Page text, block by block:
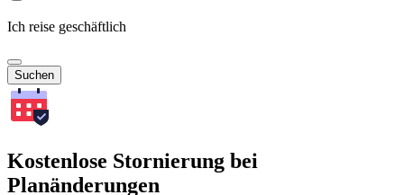
Ich reise geschäftlich
Suchen
Kostenlose Stornierung bei
Planänderungen